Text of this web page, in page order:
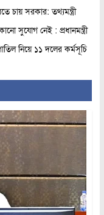
চায় সরকার: তথ্যমন্ত্রী
সুযোগ নেই : প্রধানমন্ত্রী
নিয়ে ১১ দলের কর্মসূচি